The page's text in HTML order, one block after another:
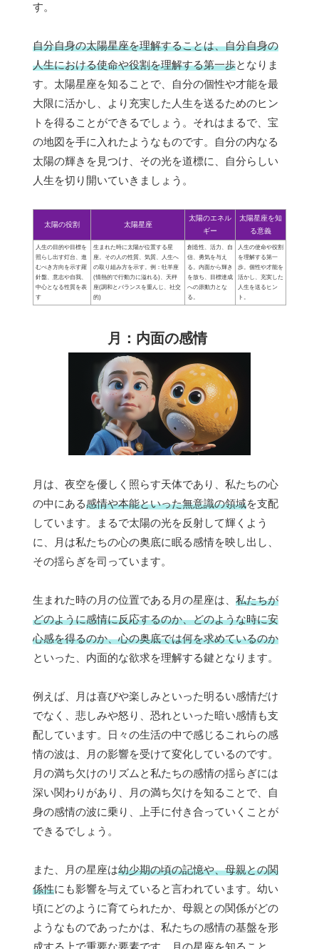
す。
自分自身の太陽星座を理解することは、自分自身の
人生における使命や役割を理解する第一歩となりま
す。太陽星座を知ることで、自分の個性や才能を最
大限に活かし、より充実した人生を送るためのヒン
トを得ることができるでしょう。それはまるで、宝
の地図を手に入れたようなものです。自分の内なる
太陽の輝きを見つけ、その光を道標に、自分らしい
人生を切り開いていきましょう。
太陽の役割 太陽星座
太陽のエネル
ギー
太陽星座を知
る意義
人生の目的や目標を
照らし出す灯台、進
むべき方向を示す羅
針盤、意志や自我、
中心となる性質を表
す
生まれた時に太陽が位置する星
座。その人の性質、気質、人生へ
の取り組み方を示す。例：牡羊座
(情熱的で行動力に溢れる)、天秤
座(調和とバランスを重んじ、社交
的)
創造性、活力、自
信、勇気を与え
る。内面から輝き
を放ち、目標達成
への原動力とな
る。
人生の使命や役割
を理解する第一
歩。個性や才能を
活かし、充実した
人生を送るヒン
ト。
月：内面の感情
月は、夜空を優しく照らす天体であり、私たちの心
の中にある感情や本能といった無意識の領域を支配
しています。まるで太陽の光を反射して輝くよう
に、月は私たちの心の奥底に眠る感情を映し出し、
その揺らぎを司っています。
生まれた時の月の位置である月の星座は、 私たちが
どのように感情に反応するのか、どのような時に安
心感を得るのか、心の奥底では何を求めているのか
といった、内面的な欲求を理解する鍵となります。
例えば、月は喜びや楽しみといった明るい感情だけ
でなく、悲しみや怒り、恐れといった暗い感情も支
配しています。日々の生活の中で感じるこれらの感
情の波は、月の影響を受けて変化しているのです。
月の満ち欠けのリズムと私たちの感情の揺らぎには
深い関わりがあり、月の満ち欠けを知ることで、自
身の感情の波に乗り、上手に付き合っていくことが
できるでしょう。
また、月の星座は幼少期の頃の記憶や、母親との関
係性にも影響を与えていると言われています。幼い
頃にどのように育てられたか、母親との関係がどの
ようなものであったかは、私たちの感情の基盤を形
成する上で重要な要素です。月の星座を知ること